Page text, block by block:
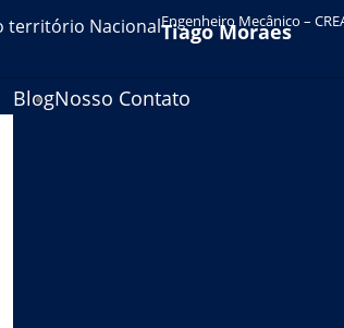
território NacionalTiago Moraes
Engenheiro Mecânico –
BlogNosso Contato